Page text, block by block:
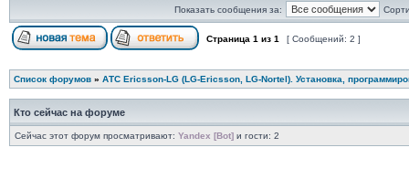
Показать сообщения за:
Страница 1 из 1 [ Сообщений: 2 ]
Список форумов » АТС Ericsson-LG (LG-Ericsson, LG-Nortel). Установка,
Кто сейчас на форуме
Сейчас этот форум просматривают: Yandex [Bot] и гости: 2